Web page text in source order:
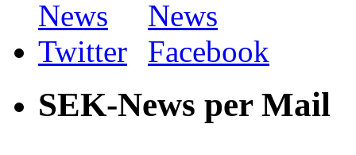
SEK-News per Mail